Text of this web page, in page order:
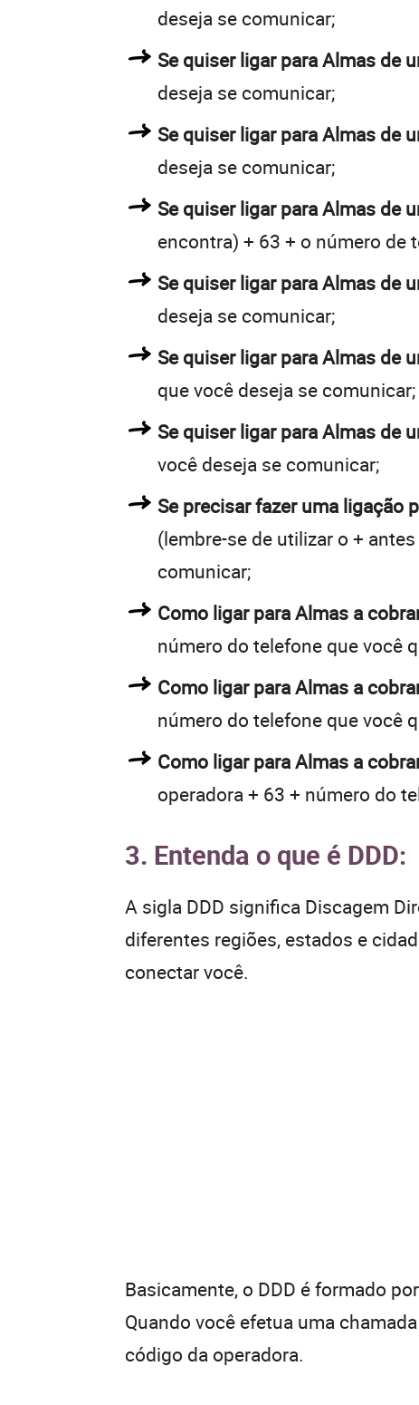
deseja se comunicar;
Se quiser ligar para Almas de
deseja se comunicar;
Se quiser ligar para Almas de
deseja se comunicar;
Se quiser ligar para Almas de
encontra) + 63 + o número de
Se quiser ligar para Almas de
deseja se comunicar;
Se quiser ligar para Almas de
que você deseja se comunicar;
Se quiser ligar para Almas de
você deseja se comunicar;
Se precisar fazer uma ligação
(lembre-se de utilizar o +
comunicar;
Como ligar para Almas a
número do telefone que você
Como ligar para Almas a
número do telefone que você
Como ligar para Almas a
operadora + 63 + número do
3. Entenda o que é DDD:
A sigla DDD significa Discagem
diferentes regiões, estados e
conectar você.
Basicamente, o DDD é formado
Quando você efetua uma
código da operadora.